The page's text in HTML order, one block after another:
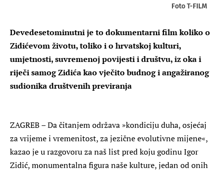
Foto T-FILM
Devedesetominutni je to dokumentarni film koliko o
Zidićevom životu, toliko i o hrvatskoj kulturi,
umjetnosti, suvremenoj povijesti i društvu, iz oka i
riječi samog Zidića kao vječito budnog i angažiranog
sudionika društvenih previranja
ZAGREB – Da čitanjem održava »kondiciju duha, osjećaj
za vrijeme i vremenitost, za jezične evolutivne mijene«,
kazao je u razgovoru za naš list pred koju godinu Igor
Zidić, monumentalna figura naše kulture, jedan od onih